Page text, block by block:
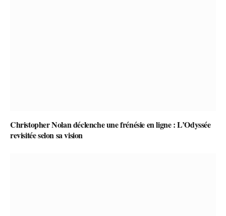
Christopher Nolan déclenche une frénésie en ligne : L’Odyssée
revisitée selon sa vision